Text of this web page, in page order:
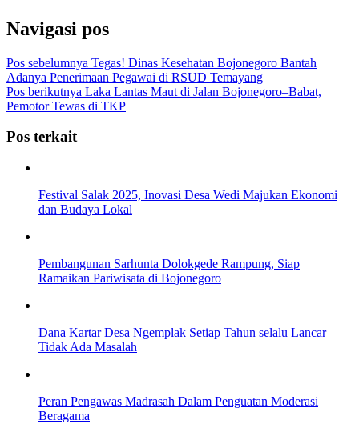
Navigasi pos
Pos sebelumnya Tegas! Dinas Kesehatan Bojonegoro Bantah
Adanya Penerimaan Pegawai di RSUD Temayang
Pos berikutnya Laka Lantas Maut di Jalan Bojonegoro–Babat,
Pemotor Tewas di TKP
Pos terkait
Festival Salak 2025, Inovasi Desa Wedi Majukan Ekonomi
dan Budaya Lokal
Pembangunan Sarhunta Dolokgede Rampung, Siap
Ramaikan Pariwisata di Bojonegoro
Dana Kartar Desa Ngemplak Setiap Tahun selalu Lancar
Tidak Ada Masalah
Peran Pengawas Madrasah Dalam Penguatan Moderasi
Beragama